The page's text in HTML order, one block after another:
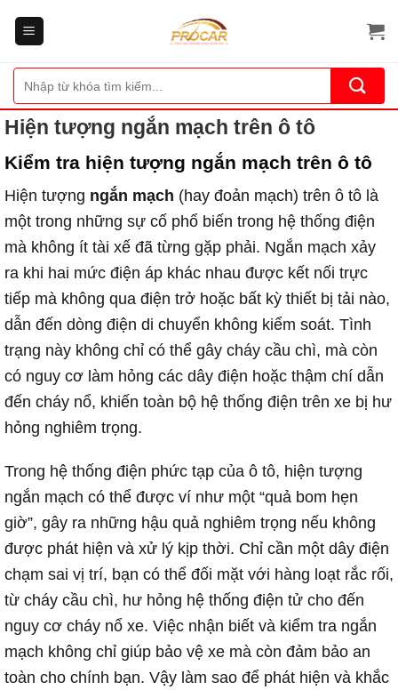
kiếm:
Hiện tượng ngắn mạch trên ô tô
Kiểm tra hiện tượng ngắn mạch trên ô tô
Hiện tượng ngắn mạch (hay đoản mạch) trên ô tô là
một trong những sự cố phổ biến trong hệ thống điện
mà không ít tài xế đã từng gặp phải. Ngắn mạch xảy
ra khi hai mức điện áp khác nhau được kết nối trực
tiếp mà không qua điện trở hoặc bất kỳ thiết bị tải nào,
dẫn đến dòng điện di chuyển không kiểm soát. Tình
trạng này không chỉ có thể gây cháy cầu chì, mà còn
có nguy cơ làm hỏng các dây điện hoặc thậm chí dẫn
đến cháy nổ, khiến toàn bộ hệ thống điện trên xe bị hư
hỏng nghiêm trọng.
Trong hệ thống điện phức tạp của ô tô, hiện tượng
ngắn mạch có thể được ví như một “quả bom hẹn
giờ”, gây ra những hậu quả nghiêm trọng nếu không
được phát hiện và xử lý kịp thời. Chỉ cần một dây điện
chạm sai vị trí, bạn có thể đối mặt với hàng loạt rắc rối,
từ cháy cầu chì, hư hỏng hệ thống điện tử cho đến
nguy cơ cháy nổ xe. Việc nhận biết và kiểm tra ngắn
mạch không chỉ giúp bảo vệ xe mà còn đảm bảo an
toàn cho chính bạn. Vậy làm sao để phát hiện và khắc